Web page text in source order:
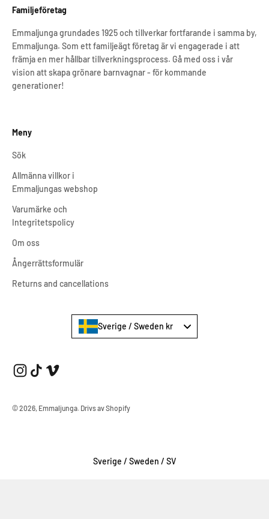
Familjeföretag
Emmaljunga grundades 1925 och tillverkar fortfarande i samma by,
Emmaljunga. Som ett familjeägt företag är vi engagerade i att
främja en mer hållbar tillverkningsprocess. Gå med oss i vår
vision att skapa grönare barnvagnar - för kommande
generationer!
Meny
Sök
Allmänna villkor i
Emmaljungas webshop
Varumärke och
Integritetspolicy
Om oss
Ångerrättsformulär
Returns and cancellations
Sverige / Sweden kr
© 2026, Emmaljunga. Drivs av Shopify
Select Your Region:
Sverige / Sweden / SV